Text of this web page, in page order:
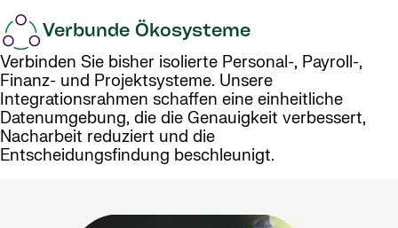
Verbunde Ökosysteme
Verbinden Sie bisher isolierte Personal-, Payroll-,
Finanz- und Projektsysteme. Unsere
Integrationsrahmen schaffen eine einheitliche
Datenumgebung, die die Genauigkeit verbessert,
Nacharbeit reduziert und die
Entscheidungsfindung beschleunigt.